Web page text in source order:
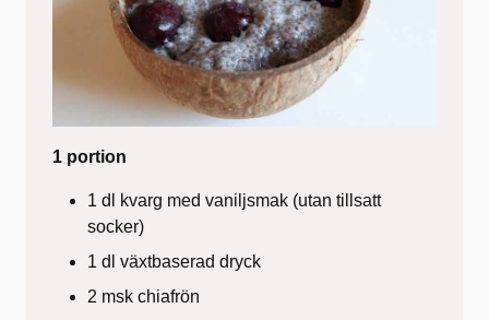
1 portion
1 dl kvarg med vaniljsmak (utan tillsatt
socker)
1 dl växtbaserad dryck
2 msk chiafrön